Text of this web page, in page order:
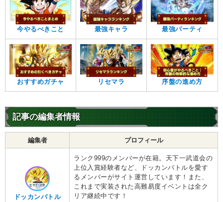
今やるべきこと 最強キャラ 最強パーティ
おすすめガチャ リセマラ 序盤の進め方
記事の編集者情報
編集者 プロフィール
ドッカンバトル
ランク999のメンバーが在籍。天下一武道会の
上位入賞経験者など、ドッカンバトルを愛す
るメンバーがサイト運営しています！また、
これまで実装された高難易度イベントは全ク
リア継続中です！